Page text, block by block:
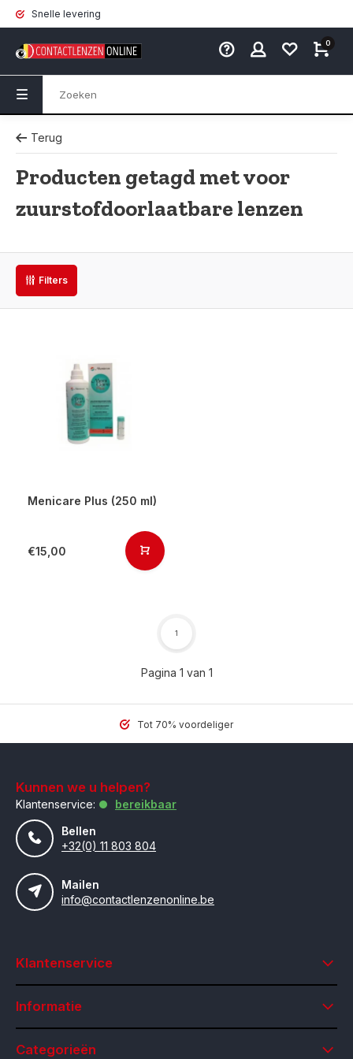
Snelle levering
0
Terug
Producten getagd met voor
zuurstofdoorlaatbare lenzen
Filters
Menicare Plus (250 ml)
€15,00
Pagina 1 van 1
1
Tot 70% voordeliger
Kunnen we u helpen?
Klantenservice:
bereikbaar
Bellen
+32(0) 11 803 804
Mailen
info@contactlenzenonline.be
Klantenservice
Informatie
Categorieën